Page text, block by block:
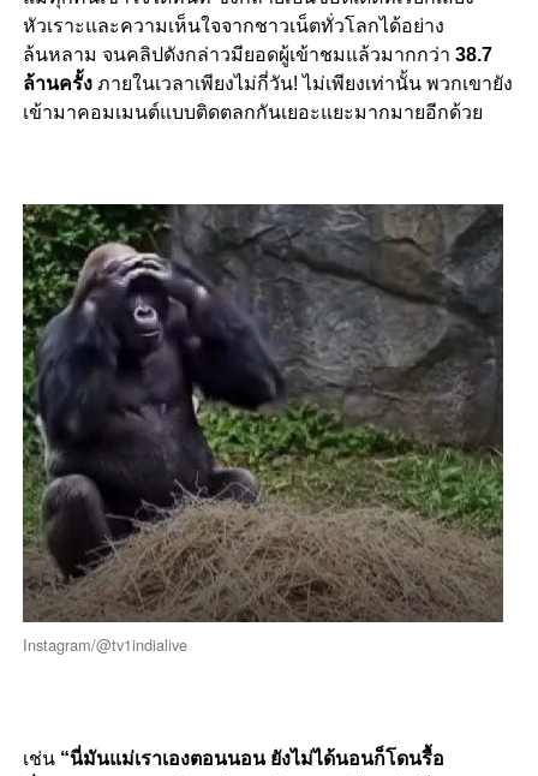
หัวเราะและความเห็นใจจากชาวเน็ตทั่วโลกได้อย่าง
ล้นหลาม จนคลิปดังกล่าวมียอดผู้เข้าชมแล้วมากกว่า 38.7
ล้านครั้งภายในเวลาเพียงไม่กี่วัน! ไม่เพียงเท่านั้น พวกเขายัง
เข้ามาคอมเมนต์แบบติดตลกกันเยอะแยะมากมายอีกด้วย
Instagram/@tv1indialive
เช่น “นี่มันแม่เราเองตอนนอน ยังไม่ได้นอนก็โดนรื้อ